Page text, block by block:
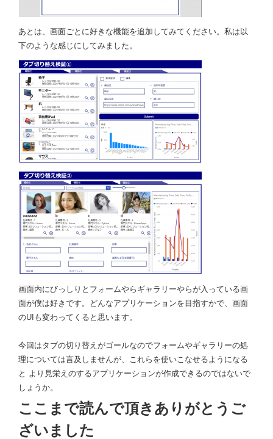
あとは、画面ごとに好きな機能を追加してみてください。私は以
下のような感じにしてみました。
画面内にびっしりとフォームやらギャラリーやらが入っている画
面が僕は好きです。どんなアプリケーションを目指すかで、画面
のUIも変わってくると思います。
今回はタブの切り替えがゴールなのでフォームやギャラリーの処
理については言及しませんが、これらを使いこなせるようになる
と より見栄えのするアプリケーションが作成できるのではないで
しょうか。
ここまで読んで頂きありがとうご
ざいました